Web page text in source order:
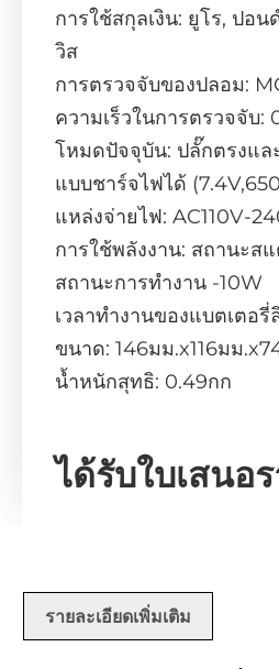
การใช้สกุลเงิน: ยูโร, ปอน
วิส
การตรวจจับของปลอม:
ความเร็วในการตรวจจับ:
โหมดปัจจุบัน: ปลั๊กตรงแล
แบบชาร์จไฟได้
แหล่งจ่ายไฟ: AC110V-
การใช้พลังงาน: สถานะส
สถานะการทำงาน -10W
เวลาทำงานของแบตเตอ
ขนาด: 146มม.x116มม
น้ำหนักสุทธิ: 0.49กก
ได้รับใบเสนอ
รายละเอียดเพิ่มเติม